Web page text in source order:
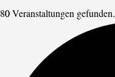
0 Veranstaltungen gefunden.